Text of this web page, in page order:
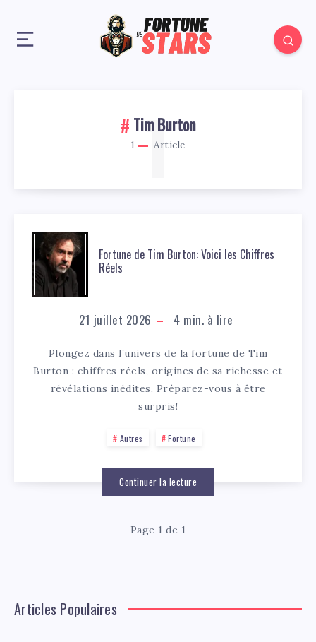
Tim Burton
1 Article
1
Fortune de Tim Burton: Voici les Chiffres
Réels
21 juillet 2026 4 min. à lire
Plongez dans l’univers de la fortune de Tim
Burton : chiffres réels, origines de sa richesse et
révélations inédites. Préparez-vous à être
surpris!
Autres Fortune
Continuer la lecture
Page 1 de 1
Articles Populaires